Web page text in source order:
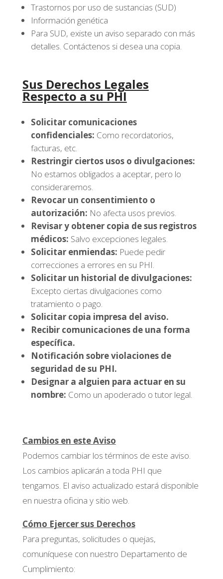
Trastornos por uso de sustancias (SUD)
Información genética
Para SUD, existe un aviso separado con más
detalles. Contáctenos si desea una copia.
Sus Derechos Legales
Respecto a su PHI
Solicitar comunicaciones
confidenciales: Como recordatorios,
facturas, etc.
Restringir ciertos usos o divulgaciones:
No estamos obligados a aceptar, pero lo
consideraremos.
Revocar un consentimiento o
autorización: No afecta usos previos.
Revisar y obtener copia de sus registros
médicos: Salvo excepciones legales.
Solicitar enmiendas: Puede pedir
correcciones a errores en su PHI.
Solicitar un historial de divulgaciones:
Excepto ciertas divulgaciones como
tratamiento o pago.
Solicitar copia impresa del aviso.
Recibir comunicaciones de una forma
específica.
Notificación sobre violaciones de
seguridad de su PHI.
Designar a alguien para actuar en su
nombre: Como un apoderado o tutor legal.
Cambios en este Aviso
Podemos cambiar los términos de este aviso.
Los cambios aplicarán a toda PHI que
tengamos. El aviso actualizado estará disponible
en nuestra oficina y sitio web.
Cómo Ejercer sus Derechos
Para preguntas, solicitudes o quejas,
comuníquese con nuestro Departamento de
Cumplimiento: